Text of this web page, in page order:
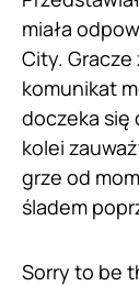
miała
City.
komunikat
doczeka się
kolei
grze od
śladem
Sorry to be